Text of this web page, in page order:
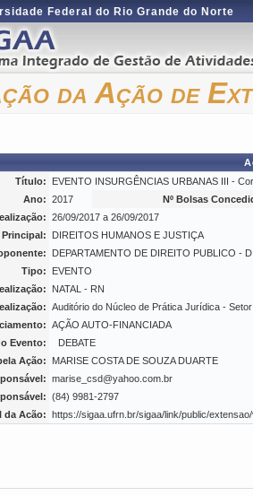
Federal do Rio Grande do Norte
da Ação de
Título:
EVENTO INSURGÊNCIAS URBANAS III -
Ano: 2017
Nº Bolsas
26/09/2017 a 26/09/2017
Principal:
DIREITOS HUMANOS E JUSTIÇA
DEPARTAMENTO DE DIREITO PUBLICO -
Tipo:
EVENTO
NATAL - RN
Auditório do Núcleo de Prática Jurídica -
AÇÃO AUTO-FINANCIADA
Evento:
DEBATE
Ação:
MARISE COSTA DE SOUZA DUARTE
marise_csd@yahoo.com.br
(84) 9981-2797
da Acão: https://sigaa.ufrn.br/sigaa/link/public/